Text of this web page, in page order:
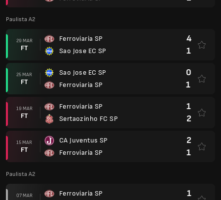
Paulista A2
29 MAR
FT
Ferroviaria SP
Sao Jose EC SP
4
1
25 MAR
FT
Sao Jose EC SP
Ferroviaria SP
0
1
19 MAR
FT
Ferroviaria SP
Sertaozinho FC SP
1
2
15 MAR
FT
CA Juventus SP
Ferroviaria SP
2
1
Paulista A2
07 MAR
Ferroviaria SP
1